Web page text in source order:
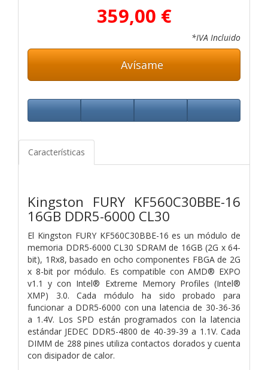
359,00 €
*IVA Incluido
Avísame
Características
Kingston FURY KF560C30BBE-16
16GB DDR5-6000 CL30
El Kingston FURY KF560C30BBE-16 es un módulo de
memoria DDR5-6000 CL30 SDRAM de 16GB (2G x 64-
bit), 1Rx8, basado en ocho componentes FBGA de 2G
x 8-bit por módulo. Es compatible con AMD® EXPO
v1.1 y con Intel® Extreme Memory Profiles (Intel®
XMP) 3.0. Cada módulo ha sido probado para
funcionar a DDR5-6000 con una latencia de 30-36-36
a 1.4V. Los SPD están programados con la latencia
estándar JEDEC DDR5-4800 de 40-39-39 a 1.1V. Cada
DIMM de 288 pines utiliza contactos dorados y cuenta
con disipador de calor.